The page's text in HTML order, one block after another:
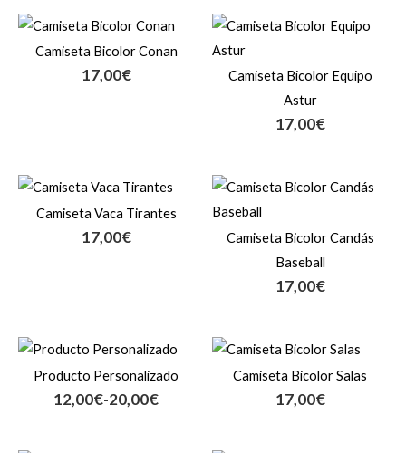
Camiseta Bicolor Conan
17,00€
Camiseta Bicolor Equipo
Astur
17,00€
Camiseta Vaca Tirantes
17,00€
Camiseta Bicolor Candás
Baseball
17,00€
Producto Personalizado
12,00€-20,00€
Rango
precios:
desde
Camiseta Bicolor Salas
17,00€